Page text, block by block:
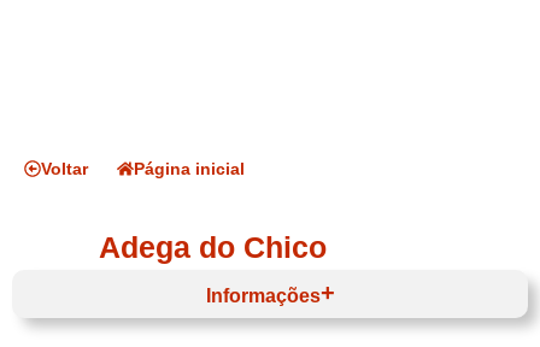
Voltar Página inicial
Adega do Chico
Informações